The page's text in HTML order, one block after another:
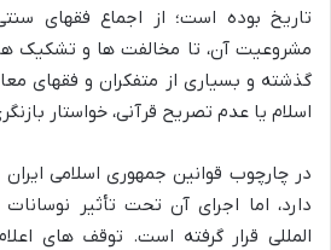
تاریخ بوده است؛ از اجماع فقهای
مشروعیت آن، تا مخالفت ها و تشکیک
گذشته و بسیاری از متفکران و فقهای
اسلام یا عدم تصریح قرآنی، خواستار
در چارچوب قوانین جمهوری اسلامی
دارد، اما اجرای آن تحت تأثیر
المللی قرار گرفته است. توقف های